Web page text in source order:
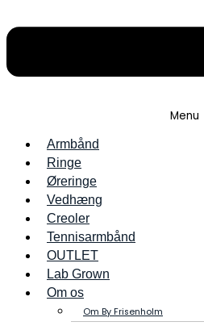
Menu
Armbånd
Ringe
Øreringe
Vedhæng
Creoler
Tennisarmbånd
OUTLET
Lab Grown
Om os
Om By Frisenholm